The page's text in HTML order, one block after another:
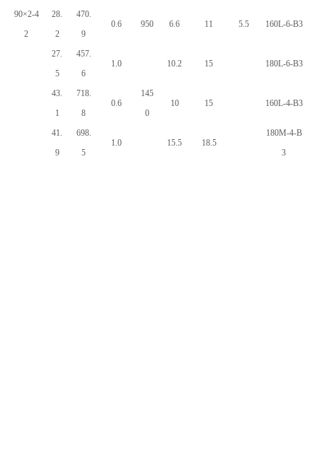
90×2-4
2
28.
2
470.
9
0.6 950 6.6 11 5.5 160L-6-B3
27.
5
457.
6
1.0 10.2 15 180L-6-B3
43.
1
718.
8
0.6
145
0
10 15 160L-4-B3
41.
9
698.
5
1.0 15.5 18.5
180M-4-B
3